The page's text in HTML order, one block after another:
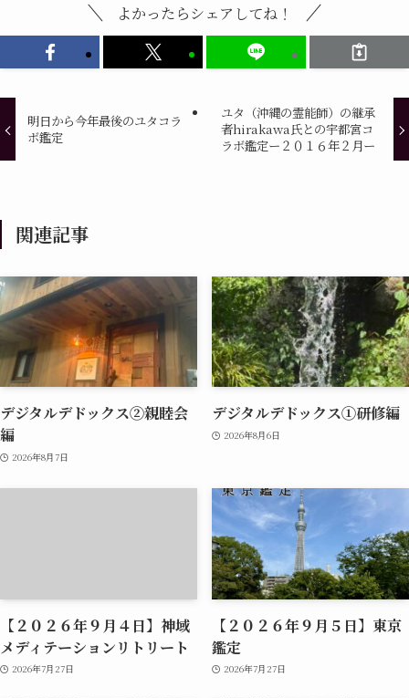
よかったらシェアしてね！
明日から今年最後のユタコラ
ボ鑑定
ユタ（沖縄の霊能師）の継承
者hirakawa氏との宇都宮コ
ラボ鑑定ー２０１６年２月ー
関連記事
デジタルデドックス②親睦会
編
2026年8月7日
デジタルデドックス①研修編
2026年8月6日
【２０２６年９月４日】神域
メディテーションリトリート
2026年7月27日
【２０２６年９月５日】東京
鑑定
2026年7月27日